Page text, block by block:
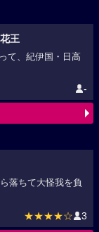
王
て、紀伊国・日高
-
落ちて大怪我を負
★★★★☆ 3